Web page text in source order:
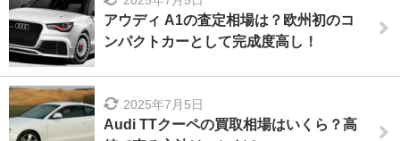
アウディ A1の査定相場は？欧州初のコ
ンパクトカーとして完成度高し！
2025年7月5日
Audi TTクーペの買取相場はいくら？高